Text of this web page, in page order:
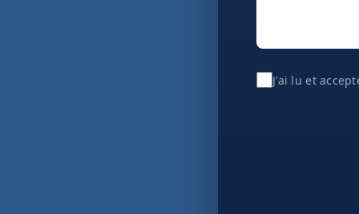
J'ai lu et